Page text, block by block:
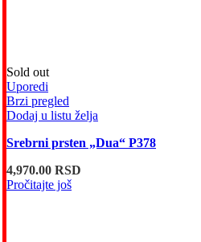
Sold out
Uporedi
Brzi pregled
Dodaj u listu želja
Srebrni prsten „Dua“ P378
4,970.00 RSD
Pročitajte još